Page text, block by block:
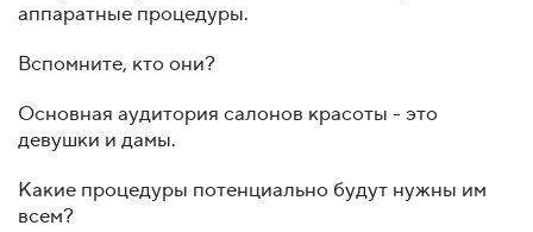
аппаратные процедуры.
Вспомните, кто они?
Основная аудитория салонов красоты - это
девушки и дамы.
Какие процедуры потенциально будут нужны им
всем?